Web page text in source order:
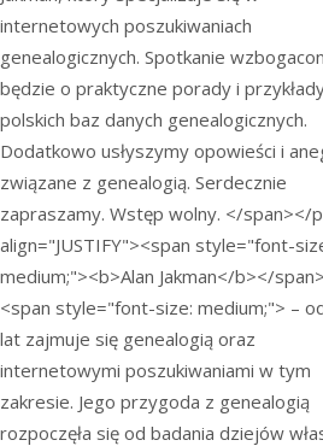
internetowych poszukiwaniach
genealogicznych. Spotkanie
będzie o praktyczne porady i
polskich baz danych genealogicznych.
Dodatkowo usłyszymy opowieści i
związane z genealogią. Serdecznie
zapraszamy. Wstęp wolny. </span></
align="JUSTIFY"><span style="font-
medium;"><b>Alan Jakman</b></span>
<span style="font-size: medium;"> –
lat zajmuje się genealogią oraz
internetowymi poszukiwaniami w tym
zakresie. Jego przygoda z genealogią
rozpoczęła się od badania dziejów